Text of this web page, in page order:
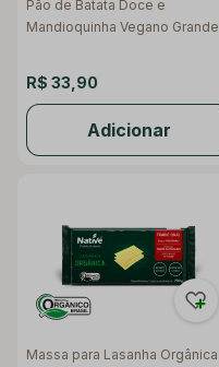
Pão de Batata Doce e
Mandioquinha Vegano Grande
R$ 33,90
Adicionar
Massa para Lasanha Orgânica